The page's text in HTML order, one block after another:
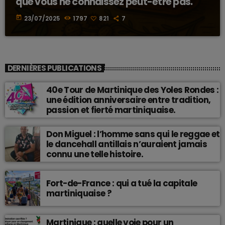
today 23/07/2025 1797 821 7
DERNIÈRES PUBLICATIONS
40e Tour de Martinique des Yoles Rondes :
une édition anniversaire entre tradition,
passion et fierté martiniquaise.
Don Miguel : l’homme sans qui le reggae et
le dancehall antillais n’auraient jamais
connu une telle histoire.
Fort-de-France : qui a tué la capitale
martiniquaise ?
Martinique : quelle voie pour un